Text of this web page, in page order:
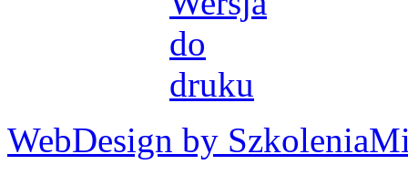
WebDesign by